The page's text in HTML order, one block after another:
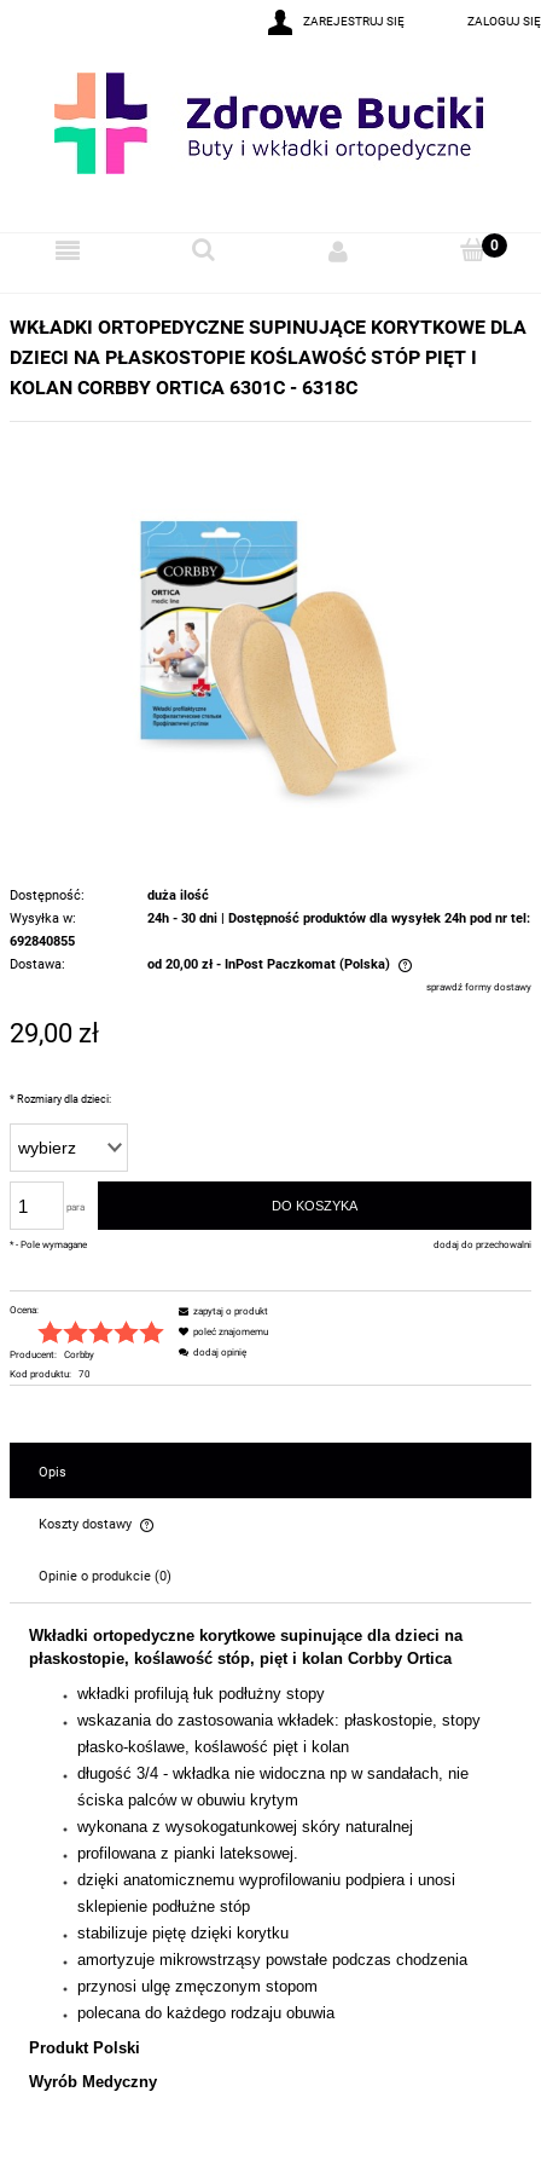
ZAREJESTRUJ SIĘ ZALOGUJ SIĘ
WKŁADKI ORTOPEDYCZNE SUPINUJĄCE KORYTKOWE DLA
DZIECI NA PŁASKOSTOPIE KOŚLAWOŚĆ STÓP PIĘT I
KOLAN CORBBY ORTICA 6301C - 6318C
Dostępność:
duża ilość
Wysyłka w:
24h - 30 dni | Dostępność produktów dla wysyłek 24h pod nr tel:
692840855
Dostawa:
od 20,00 zł - InPost Paczkomat (Polska)
sprawdź formy dostawy
29,00 zł
* Rozmiary dla dzieci:
para DO KOSZYKA
dodaj do przechowalni
*- Pole wymagane
Ocena:
Producent:
Corbby
Kod produktu:
70
zapytaj o produkt
poleć znajomemu
dodaj opinię
Opis
Koszty dostawy
Opinie o produkcie (0)
Wkładki ortopedyczne korytkowe supinujące dla dzieci na
płaskostopie, koślawość stóp, pięt i kolan Corbby Ortica
wkładki profilują łuk podłużny stopy
wskazania do zastosowania wkładek: płaskostopie, stopy
płasko-koślawe, koślawość pięt i kolan
długość 3/4 - wkładka nie widoczna np w sandałach, nie
ściska palców w obuwiu krytym
wykonana z wysokogatunkowej skóry naturalnej
profilowana z pianki lateksowej.
dzięki anatomicznemu wyprofilowaniu podpiera i unosi
sklepienie podłużne stóp
stabilizuje piętę dzięki korytku
amortyzuje mikrowstrząsy powstałe podczas chodzenia
przynosi ulgę zmęczonym stopom
polecana do każdego rodzaju obuwia
Produkt Polski
Wyrób Medyczny